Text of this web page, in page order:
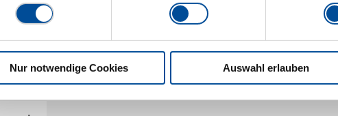
Nur notwendige Cookies Auswahl erlauben